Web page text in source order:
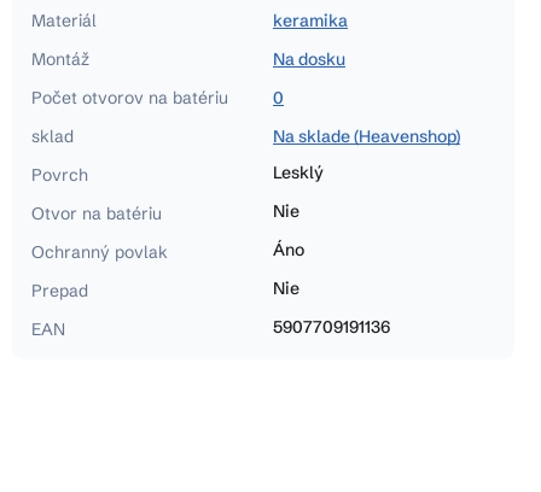
Materiál
keramika
Montáž
Na dosku
Počet otvorov na batériu
0
sklad
Na sklade (Heavenshop)
Povrch
Lesklý
Otvor na batériu
Nie
Ochranný povlak
Áno
Prepad
Nie
EAN
5907709191136